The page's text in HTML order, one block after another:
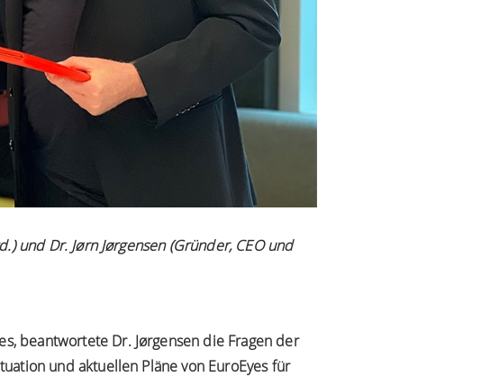
und Dr. Jørn Jørgensen (Gründer, CEO und
beantwortete Dr. Jørgensen die Fragen der
und aktuellen Pläne von EuroEyes für